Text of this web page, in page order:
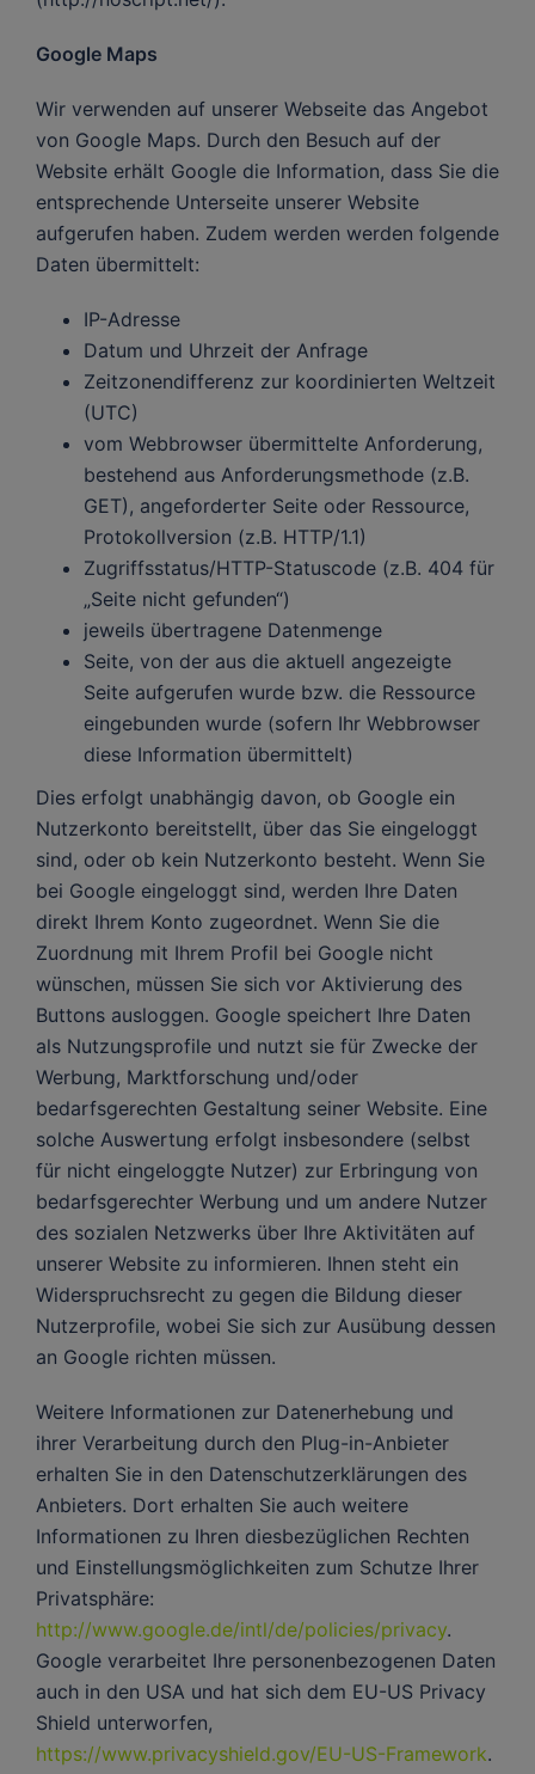
Google Maps
Wir verwenden auf unserer Webseite das Angebot
von Google Maps. Durch den Besuch auf der
Website erhält Google die Information, dass Sie die
entsprechende Unterseite unserer Website
aufgerufen haben. Zudem werden werden folgende
Daten übermittelt:
IP-Adresse
Datum und Uhrzeit der Anfrage
Zeitzonendifferenz zur koordinierten Weltzeit
(UTC)
vom Webbrowser übermittelte Anforderung,
bestehend aus Anforderungsmethode (z.B.
GET), angeforderter Seite oder Ressource,
Protokollversion (z.B. HTTP/1.1)
Zugriffsstatus/HTTP-Statuscode (z.B. 404 für
„Seite nicht gefunden“)
jeweils übertragene Datenmenge
Seite, von der aus die aktuell angezeigte
Seite aufgerufen wurde bzw. die Ressource
eingebunden wurde (sofern Ihr Webbrowser
diese Information übermittelt)
Dies erfolgt unabhängig davon, ob Google ein
Nutzerkonto bereitstellt, über das Sie eingeloggt
sind, oder ob kein Nutzerkonto besteht. Wenn Sie
bei Google eingeloggt sind, werden Ihre Daten
direkt Ihrem Konto zugeordnet. Wenn Sie die
Zuordnung mit Ihrem Profil bei Google nicht
wünschen, müssen Sie sich vor Aktivierung des
Buttons ausloggen. Google speichert Ihre Daten
als Nutzungsprofile und nutzt sie für Zwecke der
Werbung, Marktforschung und/oder
bedarfsgerechten Gestaltung seiner Website. Eine
solche Auswertung erfolgt insbesondere (selbst
für nicht eingeloggte Nutzer) zur Erbringung von
bedarfsgerechter Werbung und um andere Nutzer
des sozialen Netzwerks über Ihre Aktivitäten auf
unserer Website zu informieren. Ihnen steht ein
Widerspruchsrecht zu gegen die Bildung dieser
Nutzerprofile, wobei Sie sich zur Ausübung dessen
an Google richten müssen.
Weitere Informationen zur Datenerhebung und
ihrer Verarbeitung durch den Plug-in-Anbieter
erhalten Sie in den Datenschutzerklärungen des
Anbieters. Dort erhalten Sie auch weitere
Informationen zu Ihren diesbezüglichen Rechten
und Einstellungsmöglichkeiten zum Schutze Ihrer
Privatsphäre:
http://www.google.de/intl/de/policies/privacy.
Google verarbeitet Ihre personenbezogenen Daten
auch in den USA und hat sich dem EU-US Privacy
Shield unterworfen,
https://www.privacyshield.gov/EU-US-Framework.